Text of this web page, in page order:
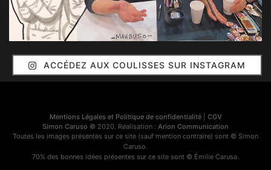
ACCÉDEZ AUX COULISSES SUR INSTAGRAM
Mentions Légales et Politique de confidentialité| CGV
Simon Caruso © 2020. Réalisation : Arion Communication
Toutes les images présentes sur ce site (sauf mention contraire) sont © Simon
Caruso.
70% des bonnes idées présentes sur ce site sont © Émilie Caruso.